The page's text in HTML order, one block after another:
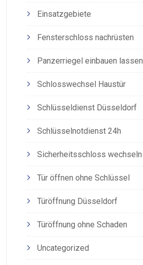
Einsatzgebiete
Fensterschloss nachrüsten
Panzerriegel einbauen lassen
Schlosswechsel Haustür
Schlüsseldienst Düsseldorf
Schlüsselnotdienst 24h
Sicherheitsschloss wechseln
Tür öffnen ohne Schlüssel
Türöffnung Düsseldorf
Türöffnung ohne Schaden
Uncategorized